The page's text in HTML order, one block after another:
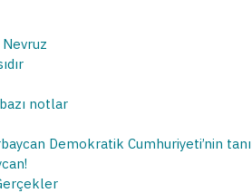
Nevruz
notlar
Demokratik Cumhuriyeti’nin